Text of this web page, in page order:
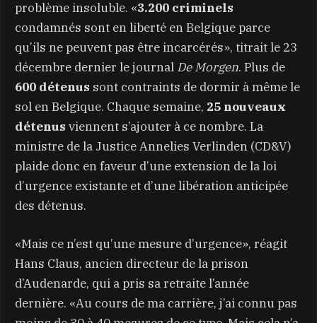
problème insoluble. «3.200 criminels
condamnés sont en liberté en Belgique parce
qu’ils ne peuvent pas être incarcérés», titrait le 23
décembre dernier le journal De Morgen. Plus de
600 détenus sont contraints de dormir à même le
sol en Belgique. Chaque semaine, 25 nouveaux
détenus viennent s’ajouter à ce nombre. La
ministre de la Justice Annelies Verlinden (CD&V)
plaide donc en faveur d’une extension de la loi
d’urgence existante et d’une libération anticipée
des détenus.
«Mais ce n’est qu’une mesure d’urgence», réagit
Hans Claus, ancien directeur de la prison
d’Audenarde, qui a pris sa retraite l’année
dernière. «Au cours de ma carrière, j’ai connu pas